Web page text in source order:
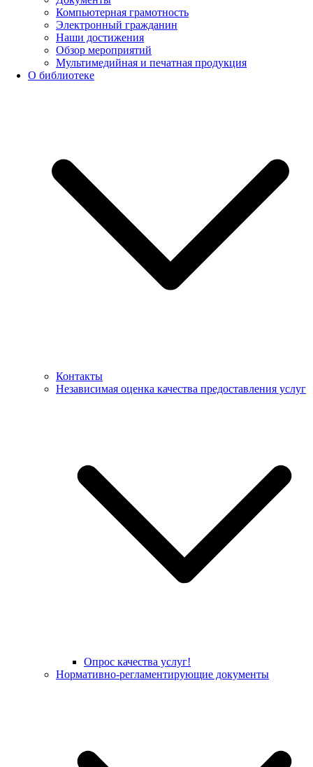
Компьютерная грамотность
Электронный гражданин
Наши достижения
Обзор мероприятий
Мультимедийная и печатная продукция
О библиотеке
Контакты
Независимая оценка качества предоставления услуг
Опрос качества услуг!
Нормативно-регламентирующие документы